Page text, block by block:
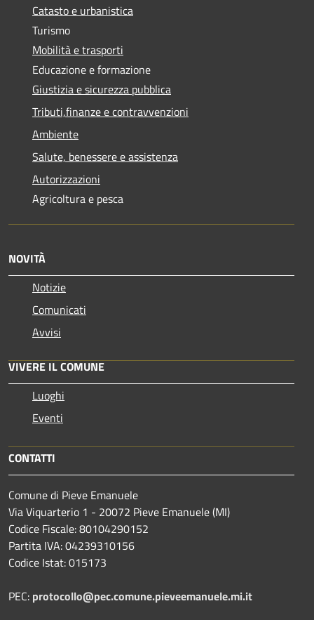
Catasto e urbanistica
Turismo
Mobilità e trasporti
Educazione e formazione
Giustizia e sicurezza pubblica
Tributi,finanze e contravvenzioni
Ambiente
Salute, benessere e assistenza
Autorizzazioni
Agricoltura e pesca
NOVITÀ
Notizie
Comunicati
Avvisi
VIVERE IL COMUNE
Luoghi
Eventi
CONTATTI
Comune di Pieve Emanuele
Via Viquarterio 1 - 20072 Pieve Emanuele (MI)
Codice Fiscale: 80104290152
Partita IVA: 04239310156
Codice Istat: 015173
PEC: protocollo@pec.comune.pieveemanuele.mi.it